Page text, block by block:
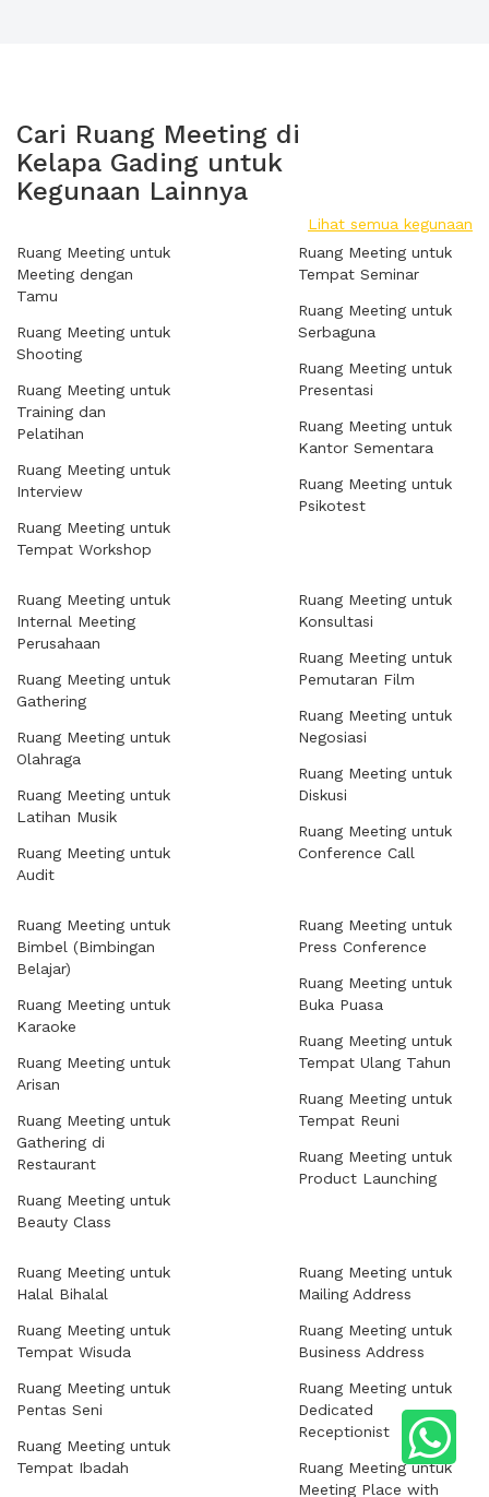
Cari Ruang Meeting di
Kelapa Gading untuk
Kegunaan Lainnya
Lihat semua kegunaan
Ruang Meeting untuk
Meeting dengan
Tamu
Ruang Meeting untuk
Shooting
Ruang Meeting untuk
Training dan
Pelatihan
Ruang Meeting untuk
Interview
Ruang Meeting untuk
Tempat Workshop
Ruang Meeting untuk
Tempat Seminar
Ruang Meeting untuk
Serbaguna
Ruang Meeting untuk
Presentasi
Ruang Meeting untuk
Kantor Sementara
Ruang Meeting untuk
Psikotest
Ruang Meeting untuk
Internal Meeting
Perusahaan
Ruang Meeting untuk
Gathering
Ruang Meeting untuk
Olahraga
Ruang Meeting untuk
Latihan Musik
Ruang Meeting untuk
Audit
Ruang Meeting untuk
Konsultasi
Ruang Meeting untuk
Pemutaran Film
Ruang Meeting untuk
Negosiasi
Ruang Meeting untuk
Diskusi
Ruang Meeting untuk
Conference Call
Ruang Meeting untuk
Bimbel (Bimbingan
Belajar)
Ruang Meeting untuk
Karaoke
Ruang Meeting untuk
Arisan
Ruang Meeting untuk
Gathering di
Restaurant
Ruang Meeting untuk
Beauty Class
Ruang Meeting untuk
Press Conference
Ruang Meeting untuk
Buka Puasa
Ruang Meeting untuk
Tempat Ulang Tahun
Ruang Meeting untuk
Tempat Reuni
Ruang Meeting untuk
Product Launching
Ruang Meeting untuk
Halal Bihalal
Ruang Meeting untuk
Tempat Wisuda
Ruang Meeting untuk
Pentas Seni
Ruang Meeting untuk
Tempat Ibadah
Ruang Meeting untuk
Mailing Address
Ruang Meeting untuk
Business Address
Ruang Meeting untuk
Dedicated
Receptionist
Ruang Meeting untuk
Meeting Place with